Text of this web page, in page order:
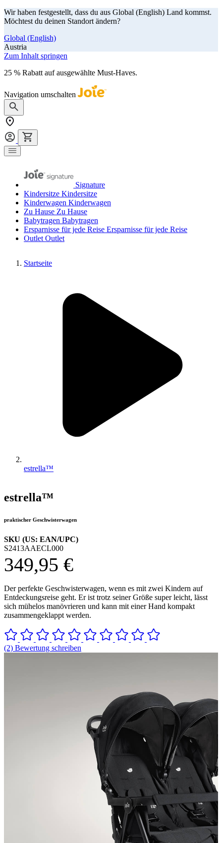
Wir haben festgestellt, dass du aus Global (English) Land kommst.
Möchtest du deinen Standort ändern?
Global (English)
Austria
Zum Inhalt springen
25 % Rabatt auf ausgewählte Must-Haves.
Navigation umschalten
Signature
Kindersitze Kindersitze
Kinderwagen Kinderwagen
Zu Hause Zu Hause
Babytragen Babytragen
Ersparnisse für jede Reise Ersparnisse für jede Reise
Outlet Outlet
Startseite
estrella™
estrella™
praktischer Geschwisterwagen
SKU (US: EAN/UPC)
S2413AAECL000
349,95 €
Der perfekte Geschwisterwagen, wenn es mit zwei Kindern auf
Entdeckungsreise geht. Er ist trotz seiner Größe super leicht, lässt
sich mühelos manövrieren und kann mit einer Hand kompakt
zusammengeklappt werden.
(2) Bewertung schreiben